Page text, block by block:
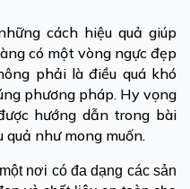
cách hiệu quả giúp
có một vòng ngực đẹp
phải là điều quá khó
phương pháp. Hy vọng
hướng dẫn trong bài
như mong muốn.
nơi có đa dạng các sản